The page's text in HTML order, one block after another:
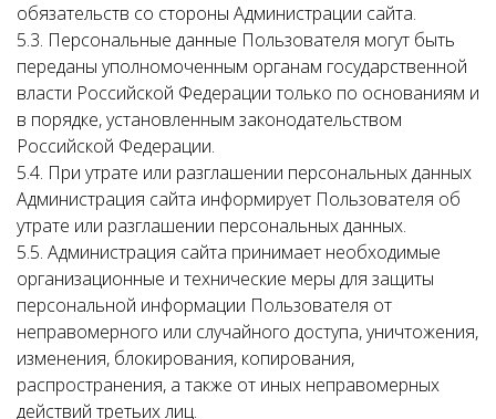
обязательств со стороны Администрации сайта.
5.3. Персональные данные Пользователя могут быть
переданы уполномоченным органам государственной
власти Российской Федерации только по основаниям и
в порядке, установленным законодательством
Российской Федерации.
5.4. При утрате или разглашении персональных данных
Администрация сайта информирует Пользователя об
утрате или разглашении персональных данных.
5.5. Администрация сайта принимает необходимые
организационные и технические меры для защиты
персональной информации Пользователя от
неправомерного или случайного доступа, уничтожения,
изменения, блокирования, копирования,
распространения, а также от иных неправомерных
действий третьих лиц.